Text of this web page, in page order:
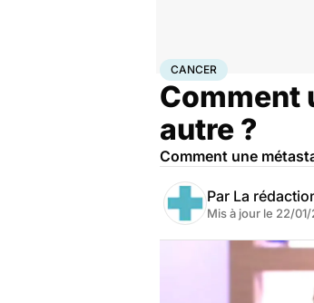
AccueilSanté
CANCER
Comment
autre ?
Comment une
Par La
Mis à jour le 22/01/